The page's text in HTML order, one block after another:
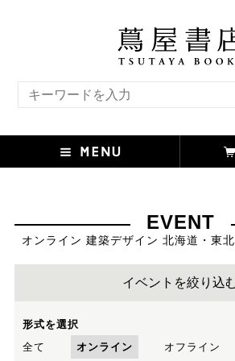
EVENT
オンライン 建築デザイン 北海道・東
イベントを絞り込
形式を選択
全て
オンライン オフライン